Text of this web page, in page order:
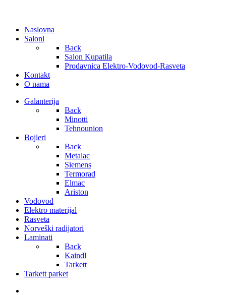
Naslovna
Saloni
Back
Salon Kupatila
Prodavnica Elektro-Vodovod-Rasveta
Kontakt
O nama
Galanterija
Back
Minotti
Tehnounion
Bojleri
Back
Metalac
Siemens
Termorad
Elmac
Ariston
Vodovod
Elektro materijal
Rasveta
Norveški radijatori
Laminati
Back
Kaindl
Tarkett
Tarkett parket